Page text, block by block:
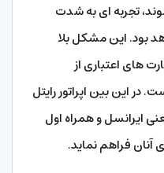
تجربه ای به شدت
بود. این مشکل بلا
های اعتباری از
در این بین اپراتور رایتل
ایرانسل و همراه اول
فراهم نماید.